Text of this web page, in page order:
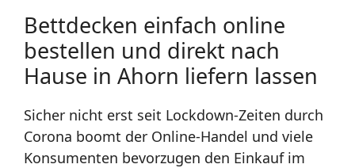
Bettdecken einfach online
bestellen und direkt nach
Hause in Ahorn liefern lassen
Sicher nicht erst seit Lockdown-Zeiten durch
Corona boomt der Online-Handel und viele
Konsumenten bevorzugen den Einkauf im